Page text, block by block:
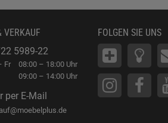
VERKAUF
5989-22
Fr
08:00 – 18:00 Uhr
09:00 – 14:00 Uhr
per E-Mail
FOLGEN SIE UNS